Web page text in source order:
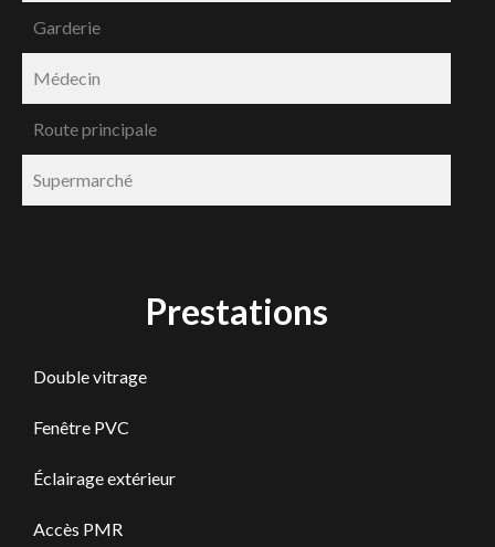
Garderie
Médecin
Route principale
Supermarché
Prestations
Double vitrage
Fenêtre PVC
Éclairage extérieur
Accès PMR